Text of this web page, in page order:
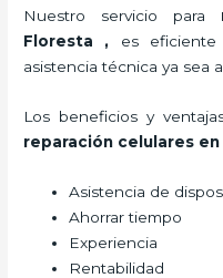
Nuestro servicio para
Floresta
, es eficiente
asistencia técnica ya sea
Los beneficios y
reparación celulares
Asistencia de
Ahorrar tiempo
Experiencia
Rentabilidad